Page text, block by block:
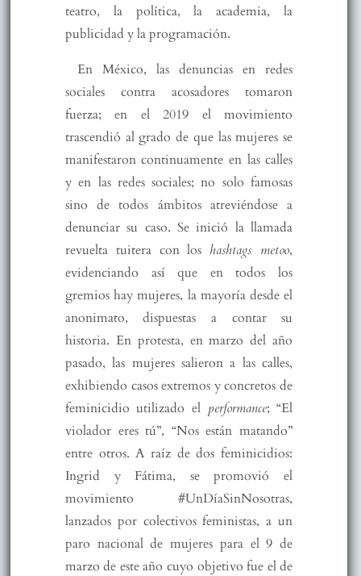
teatro, la política, la academia, la
publicidad y la programación.
En México, las denuncias en redes
sociales contra acosadores tomaron
fuerza; en el 2019 el movimiento
trascendió al grado de que las mujeres se
manifestaron continuamente en las calles
y en las redes sociales; no solo famosas
sino de todos ámbitos atreviéndose a
denunciar su caso. Se inició la llamada
revuelta tuitera con los hashtags metoo,
evidenciando así que en todos los
gremios hay mujeres, la mayoría desde el
anonimato, dispuestas a contar su
historia. En protesta, en marzo del año
pasado, las mujeres salieron a las calles,
exhibiendo casos extremos y concretos de
feminicidio utilizado el performance; “El
violador eres tú”, “Nos están matando”
entre otros. A raíz de dos feminicidios:
Ingrid y Fátima, se promovió el
movimiento #UnDíaSinNosotras,
lanzados por colectivos feministas, a un
paro nacional de mujeres para el 9 de
marzo de este año cuyo objetivo fue el de